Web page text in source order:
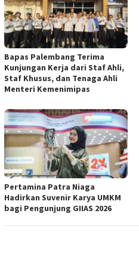
Bapas Palembang Terima
Kunjungan Kerja dari Staf Ahli,
Staf Khusus, dan Tenaga Ahli
Menteri Kemenimipas
Pertamina Patra Niaga
Hadirkan Suvenir Karya UMKM
bagi Pengunjung GIIAS 2026